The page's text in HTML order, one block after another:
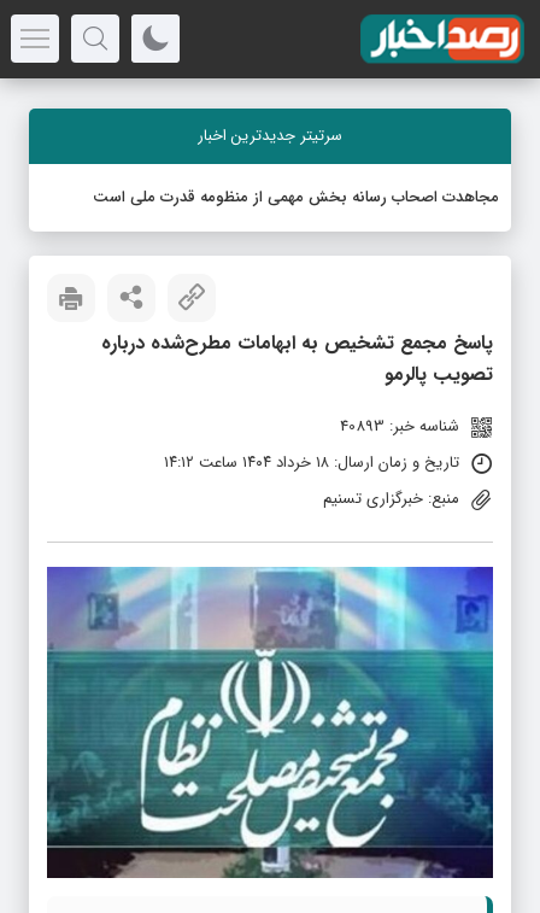
سرتیتر جدیدترین اخبار
مجاهدت اصحاب رسانه بخش مهمی از منظومه قدرت ملی است
پاسخ مجمع تشخیص به ابهامات مطرح‌شده درباره
تصویب پالرمو
شناسه خبر: 40893
تاریخ و زمان ارسال: ۱۸ خرداد ۱۴۰۴ ساعت ۱۴:۱۲
منبع: خبرگزاری تسنیم